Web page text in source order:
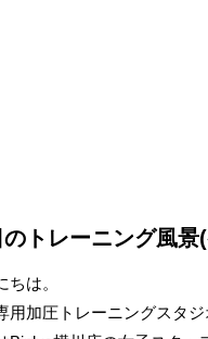
のトレーニング風
ちは。
用加圧トレーニングスタ